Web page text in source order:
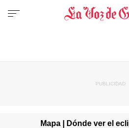
Mapa | Dónde ver el